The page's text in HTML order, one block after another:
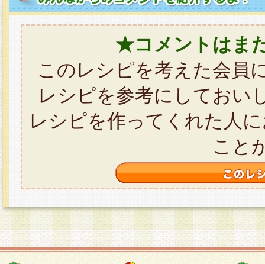
★コメントはま
このレシピを考えた会員
レシピを参考にしておい
レシピを作ってくれた人
こと